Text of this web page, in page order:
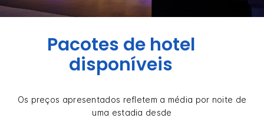
Pacotes de hotel
disponíveis
Os preços apresentados refletem a média por noite de
uma estadia desde